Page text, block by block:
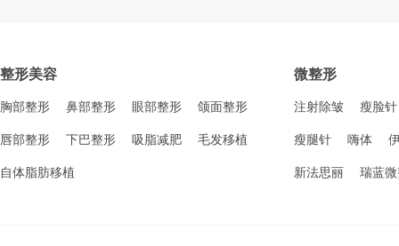
整形美容
胸部整形 鼻部整形 眼部整形 颌面整形
唇部整形 下巴整形 吸脂减肥 毛发移植
自体脂肪移植
微整形
注射除皱 瘦脸针
瘦腿针 嗨体
新法思丽 瑞蓝